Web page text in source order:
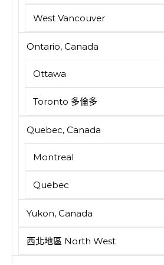
West Vancouver
Ontario, Canada
Ottawa
Toronto 多倫多
Quebec, Canada
Montreal
Quebec
Yukon, Canada
西北地區 North West